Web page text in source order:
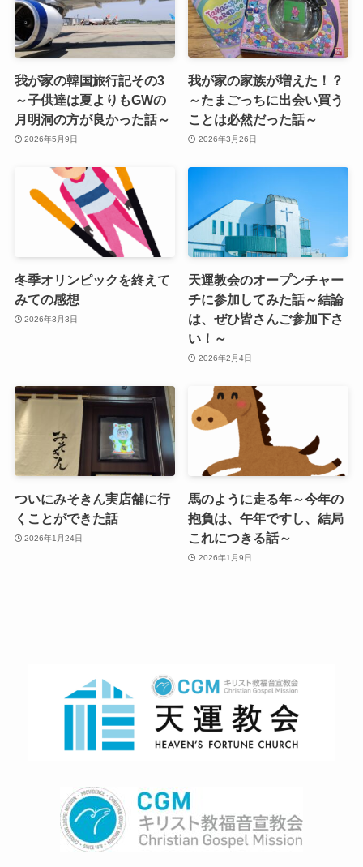
我が家の韓国旅行記その3
～子供達は夏よりもGWの
月明洞の方が良かった話～
2026年5月9日
我が家の家族が増えた！？
～たまごっちに出会い買う
ことは必然だった話～
2026年3月26日
冬季オリンピックを終えて
みての感想
2026年3月3日
天運教会のオープンチャー
チに参加してみた話～結論
は、ぜひ皆さんご参加下さ
い！～
2026年2月4日
ついにみそきん実店舗に行
くことができた話
2026年1月24日
馬のように走る年～今年の
抱負は、午年ですし、結局
これにつきる話～
2026年1月9日